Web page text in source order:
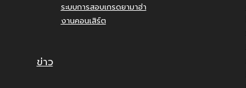
ระบบการสอบเกรดยามาฮ่า
งานคอนเสิร์ต
ข่าว